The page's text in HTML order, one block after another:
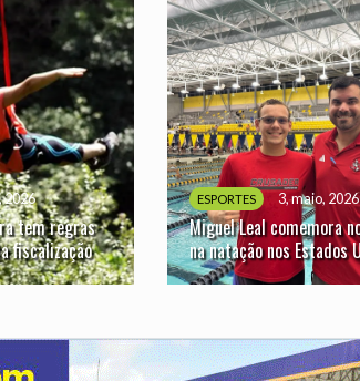
2026
tem regras
fiscalização
ESPORTES 3, maio, 2026
Miguel Leal comemora
na natação nos Estados